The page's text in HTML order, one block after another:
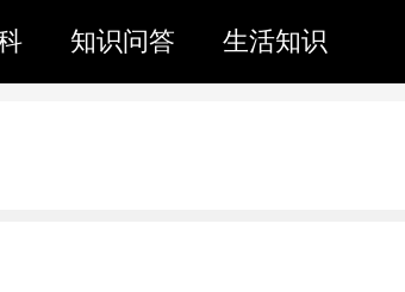
知识问答 生活知识